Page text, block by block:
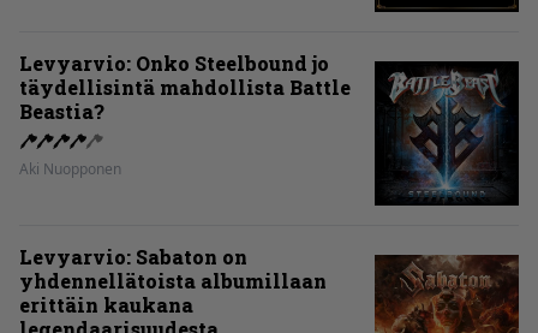
Levyarvio: Onko Steelbound jo
täydellisintä mahdollista Battle
Beastia?
Aki Nuopponen
Levyarvio: Sabaton on
yhdennellätoista albumillaan
erittäin kaukana